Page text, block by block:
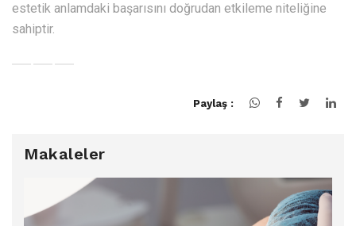
estetik anlamdaki başarısını doğrudan etkileme niteliğine
sahiptir.
Paylaş :
Makaleler